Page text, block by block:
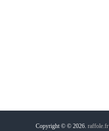
Copyright © © 2026. raffole.fr